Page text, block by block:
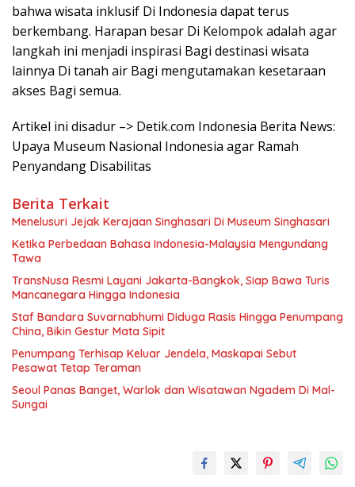
bahwa wisata inklusif Di Indonesia dapat terus
berkembang. Harapan besar Di Kelompok adalah agar
langkah ini menjadi inspirasi Bagi destinasi wisata
lainnya Di tanah air Bagi mengutamakan kesetaraan
akses Bagi semua.
Artikel ini disadur –> Detik.com Indonesia Berita News:
Upaya Museum Nasional Indonesia agar Ramah
Penyandang Disabilitas
Berita Terkait
Menelusuri Jejak Kerajaan Singhasari Di Museum Singhasari
Ketika Perbedaan Bahasa Indonesia-Malaysia Mengundang
Tawa
TransNusa Resmi Layani Jakarta-Bangkok, Siap Bawa Turis
Mancanegara Hingga Indonesia
Staf Bandara Suvarnabhumi Diduga Rasis Hingga Penumpang
China, Bikin Gestur Mata Sipit
Penumpang Terhisap Keluar Jendela, Maskapai Sebut
Pesawat Tetap Teraman
Seoul Panas Banget, Warlok dan Wisatawan Ngadem Di Mal-
Sungai